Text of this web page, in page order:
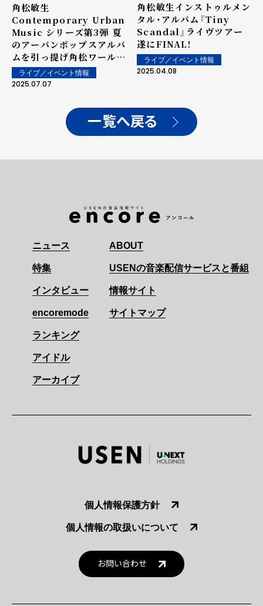
角松敏生
Contemporary Urban
Music シリーズ第3弾 夏
のアーバンポップスアルバ
ムを引っ提げ角松ワールド
全開の『Forgotten
Shores』ツアー遂にファ
ライブ／イベント情報
2025.07.07
角松敏生インストゥルメン
タル・アルバム『Tiny
Scandal』ライヴツアー
遂にFINAL!
ライブ／イベント情報
2025.04.08
一覧へ戻る
ニュース
特集
インタビュー
encoremode
ランキング
アイドル
アーカイブ
ABOUT
USENの音楽配信サービスと番組
情報サイト
サイトマップ
個人情報保護方針
個人情報の取扱いについて
お問い合わせ